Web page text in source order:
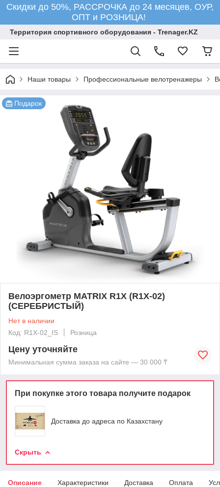
Скидки до 50%, РАССРОЧКА до 24 месяцев, ОУР,
ОПТ и РОЗНИЦА!
Территория спортивного оборудования - Trenager.KZ
Наши товары Профессиональные велотренажеры
Подарок
Велоэргометр MATRIX R1X (R1X-02)
(СЕРЕБРИСТЫЙ)
Нет в наличии
Код: R1X-02_IS
Розница
Цену уточняйте
Минимальная сумма заказа на сайте — 30 000 ₸
При покупке этого товара получите подарок
Доставка до адреса по Казахстану
Скрыть
Описание Характеристики Доставка Оплата